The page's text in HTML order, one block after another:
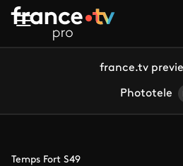
Aller au contenu principal
france.tv
Phototele
Temps Fort S49